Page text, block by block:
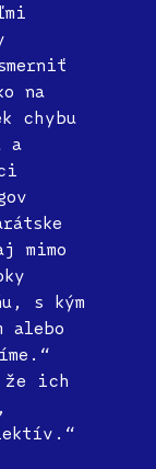
na
chybu
a
mimo
s kým
alebo
že ich